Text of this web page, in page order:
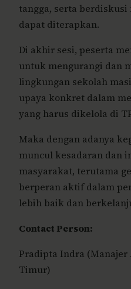
tangga, serta
dapat diterapkan.
Di akhir sesi, peserta
untuk mengurangi dan
lingkungan sekolah
upaya konkret dalam
yang harus dikelola di
Maka dengan adanya
muncul kesadaran dan
masyarakat, terutama
berperan aktif dalam
lebih baik dan
Contact Person:
Pradipta Indra (Manajer
Timur)